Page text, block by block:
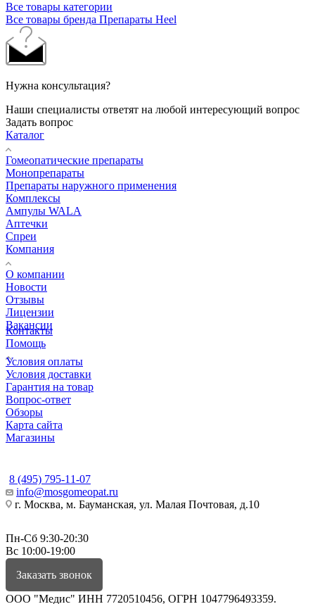
Все товары категории
Все товары бренда Препараты Heel
Нужна консультация?
Наши специалисты ответят на любой интересующий вопрос
Задать вопрос
Каталог
Гомеопатические препараты
Монопрепараты
Препараты наружного применения
Комплексы
Ампулы WALA
Аптечки
Спреи
Компания
О компании
Новости
Отзывы
Лицензии
Вакансии
Контакты
Помощь
Условия оплаты
Условия доставки
Гарантия на товар
Вопрос-ответ
Обзоры
Карта сайта
Магазины
8 (495) 795-11-07
info@mosgomeopat.ru
г. Москва, м. Бауманская, ул. Малая Почтовая, д.10
Пн-Сб 9:30-20:30
Вс 10:00-19:00
Заказать звонок
ООО "Медис" ИНН 7720510456, ОГРН 1047796493359.